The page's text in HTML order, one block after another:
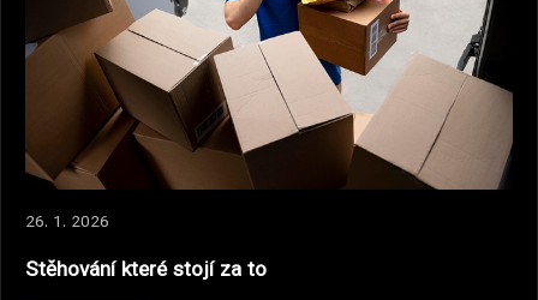
26. 1. 2026
Stěhování které stojí za to